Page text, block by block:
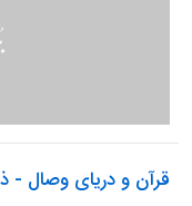
قرآن و دریای وصال